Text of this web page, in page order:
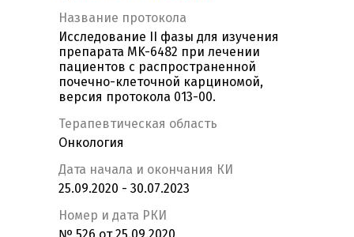
Название протокола
Исследование II фазы для изучения
препарата MK-6482 при лечении
пациентов с распространенной
почечно-клеточной карциномой,
версия протокола 013-00.
Терапевтическая область
Онкология
Дата начала и окончания КИ
25.09.2020 - 30.07.2023
Номер и дата РКИ